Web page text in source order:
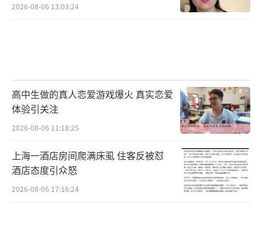
2026-08-06 13:03:24
高中生做的真人恋爱游戏爆火 真实恋爱
体验引关注
2026-08-06 11:18:25
上海一酒店房间爬满床虱 住客反被怼
酒店态度引众怒
2026-08-06 17:16:24